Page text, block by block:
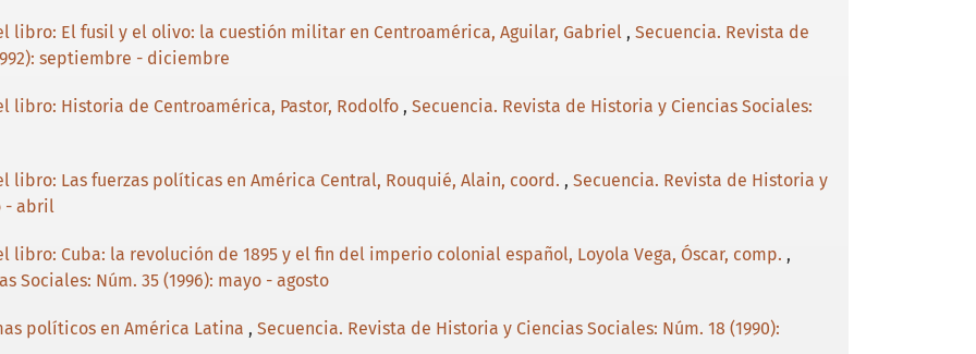
libro: El fusil y el olivo: la cuestión militar en Centroamérica, Aguilar, Gabriel , Secuencia. Revista de
septiembre - diciembre
libro: Historia de Centroamérica, Pastor, Rodolfo , Secuencia. Revista de Historia y Ciencias Sociales:
libro: Las fuerzas políticas en América Central, Rouquié, Alain, coord. , Secuencia. Revista de Historia y
- abril
libro: Cuba: la revolución de 1895 y el fin del imperio colonial español, Loyola Vega, Óscar, comp. ,
Sociales: Núm. 35 (1996): mayo - agosto
políticos en América Latina , Secuencia. Revista de Historia y Ciencias Sociales: Núm. 18 (1990):